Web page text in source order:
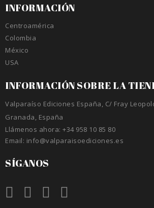
INFORMACIÓN
Centroamérica
Colombia
México
USA
INFORMACIÓN SOBRE LA
Valparaíso Ediciones España, C/ Fray
Granada, España
Llámenos ahora: +34 958 10 85 80
Email: info@valparaisoediciones.es
SÍGANOS